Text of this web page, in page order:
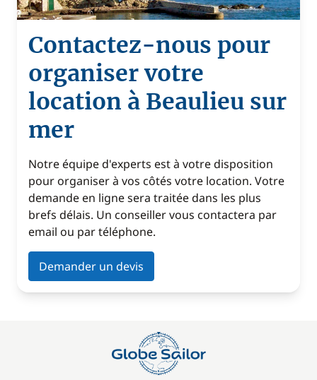
Contactez-nous pour
organiser votre
location à Beaulieu sur
mer
Notre équipe d'experts est à votre disposition
pour organiser à vos côtés votre location. Votre
demande en ligne sera traitée dans les plus
brefs délais. Un conseiller vous contactera par
email ou par téléphone.
Demander un devis